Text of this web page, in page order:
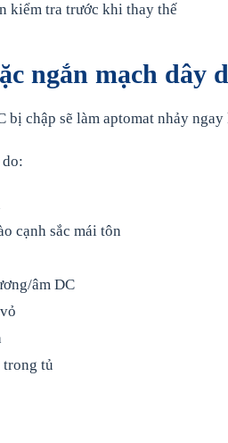
kiểm tra trước khi thay thế
ngắn mạch dây
bị chập sẽ làm aptomat nhảy
cạnh sắc mái tôn
âm DC
trong tủ